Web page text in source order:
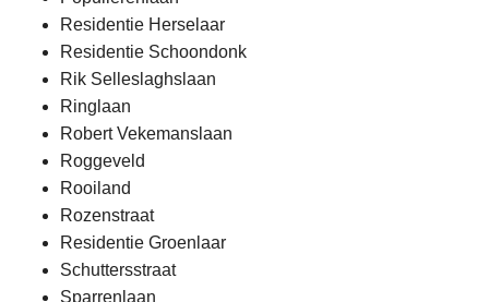
Residentie Herselaar
Residentie Schoondonk
Rik Selleslaghslaan
Ringlaan
Robert Vekemanslaan
Roggeveld
Rooiland
Rozenstraat
Residentie Groenlaar
Schuttersstraat
Sparrenlaan